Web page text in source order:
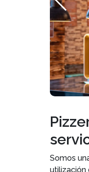
Somos
utilización